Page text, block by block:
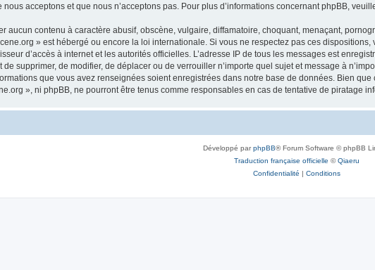
acceptons et que nous n’acceptons pas. Pour plus d’informations concernant phpBB,
aucun contenu à caractère abusif, obscène, vulgaire, diffamatoire, choquant, menaçant,
» est hébergé ou encore la loi internationale. Si vous ne respectez pas ces
d’accès à internet et les autorités officielles. L’adresse IP de tous les messages est
supprimer, de modifier, de déplacer ou de verrouiller n’importe quel sujet et message à
que vous avez renseignées soient enregistrées dans notre base de données. Bien
», ni phpBB, ne pourront être tenus comme responsables en cas de tentative de piratage
Développé parphpBB® Forum Software © phpBB
Traduction française officielle ©Qiaeru
Confidentialité | Conditions